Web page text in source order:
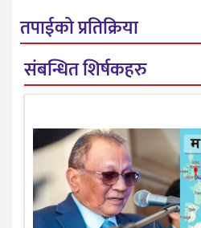
तपाईको प्रतिक्रिया
संबन्धित शिर्षकहरु